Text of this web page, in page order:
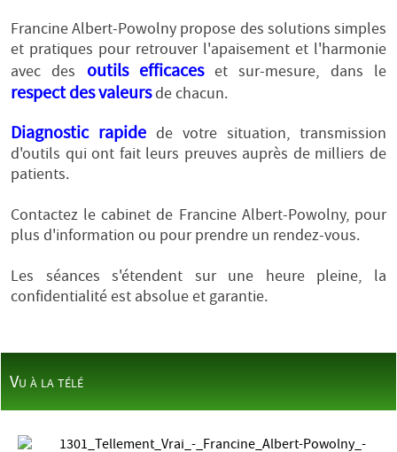
Francine Albert-Powolny propose des solutions simples
et pratiques pour retrouver l'apaisement et l'harmonie
avec des outils efficaceset sur-mesure, dans le
respect des valeursde chacun.
Diagnostic rapide de votre situation, transmission
d'outils qui ont fait leurs preuves auprès de milliers de
patients.
Contactez le cabinet de Francine Albert-Powolny, pour
plus d'information ou pour prendre un rendez-vous.
Les séances s'étendent sur une heure pleine, la
confidentialité est absolue et garantie.
Vu à la télé